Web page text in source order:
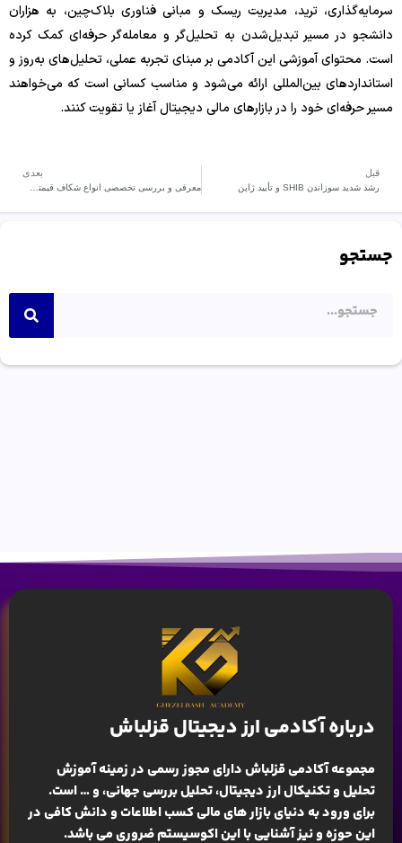
سرمایه‌گذاری، ترید، مدیریت ریسک و مبانی فناوری بلاک‌چین، به هزاران
دانشجو در مسیر تبدیل‌شدن به تحلیل‌گر و معامله‌گر حرفه‌ای کمک کرده
است. محتوای آموزشی این آکادمی بر مبنای تجربه عملی، تحلیل‌های به‌روز و
استانداردهای بین‌المللی ارائه می‌شود و مناسب کسانی است که می‌خواهند
مسیر حرفه‌ای خود را در بازارهای مالی دیجیتال آغاز یا تقویت کنند.
قبل
رشد شدید سوزاندن SHIB و تأیید ژاپن
بعدی
جستجو
درباره آکادمی ارز دیجیتال قزلباش
مجموعه آکادمی قزلباش دارای مجوز رسمی در زمینهآموزش
تحلیل و تکنیکال ارز دیجیتال، تحلیل بررسی جهانی، و … است.
برای ورود به دنیای بازار های مالی کسب اطلاعات و دانش کافی در
این حوزه و نیز آشنایی با این اکوسیستم ضروری می باشد.